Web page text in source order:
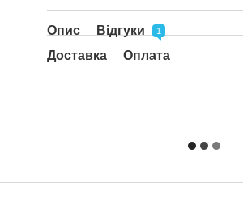
Опис Відгуки 1
Доставка Оплата